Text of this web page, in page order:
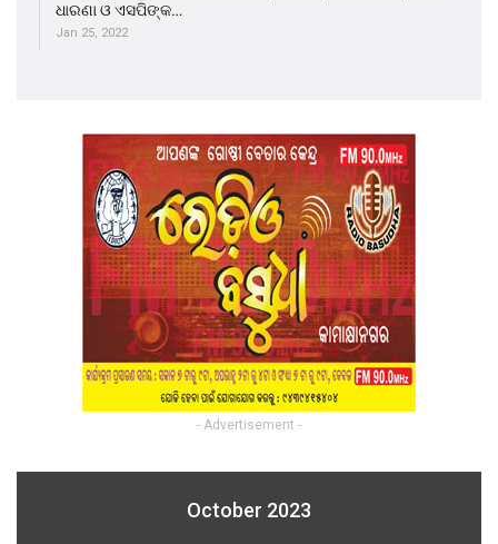
ଧାରଣା ଓ ଏସପିଙ୍କ…
Jan 25, 2022
- Advertisement -
October 2023